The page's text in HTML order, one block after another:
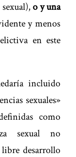
o y una
y menos
en este
incluido
sexuales»
como
sexual no
desarrollo